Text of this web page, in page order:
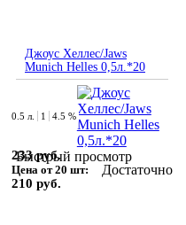
Джоус Хеллес/Jaws
Munich Helles 0,5л.*20
Быстрый просмотр
0.5 л. 1 4.5 %
233 руб.
Цена от 20 шт:
210 руб.
Достаточно